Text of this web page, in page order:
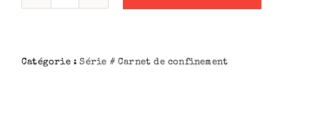
DE
Catégorie :Série # Carnet de confinement